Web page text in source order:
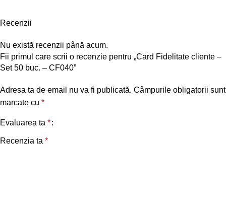
Recenzii
Nu există recenzii până acum.
Fii primul care scrii o recenzie pentru „Card Fidelitate cliente –
Set 50 buc. – CF040”
Adresa ta de email nu va fi publicată. Câmpurile obligatorii sunt
marcate cu *
Evaluarea ta *
Recenzia ta *